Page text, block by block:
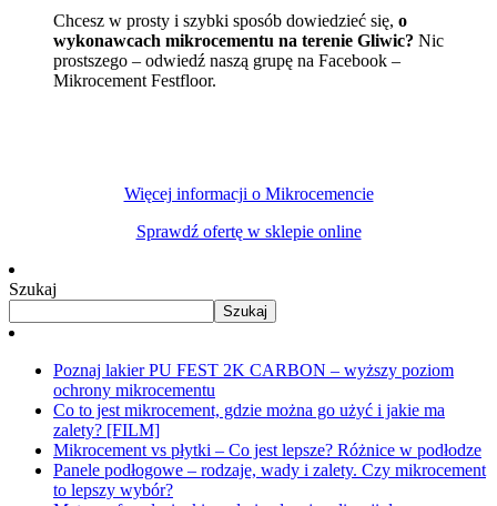
Chcesz w prosty i szybki sposób dowiedzieć się, o
wykonawcach mikrocementu na terenie Gliwic? Nic
prostszego – odwiedź naszą grupę na Facebook –
Mikrocement Festfloor.
Więcej informacji o Mikrocemencie
Sprawdź ofertę w sklepie online
Szukaj
Szukaj
Poznaj lakier PU FEST 2K CARBON – wyższy poziom
ochrony mikrocementu
Co to jest mikrocement, gdzie można go użyć i jakie ma
zalety? [FILM]
Mikrocement vs płytki – Co jest lepsze? Różnice w podłodze
Panele podłogowe – rodzaje, wady i zalety. Czy mikrocement
to lepszy wybór?